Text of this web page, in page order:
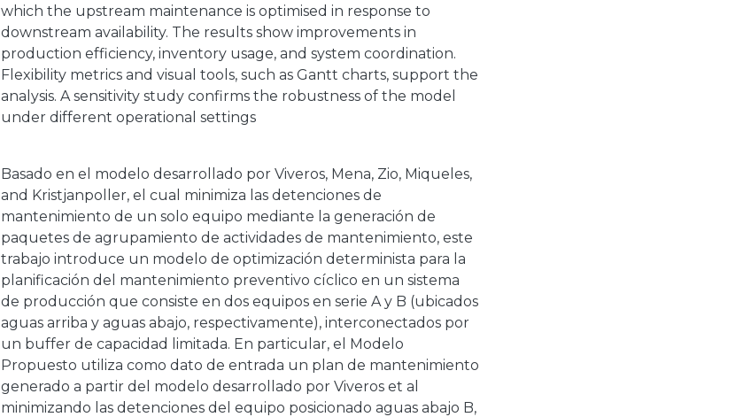
which the upstream maintenance is optimised in response to
downstream availability. The results show improvements in
production efficiency, inventory usage, and system coordination.
Flexibility metrics and visual tools, such as Gantt charts, support the
analysis. A sensitivity study confirms the robustness of the model
under different operational settings
Basado en el modelo desarrollado por Viveros, Mena, Zio, Miqueles,
and Kristjanpoller, el cual minimiza las detenciones de
mantenimiento de un solo equipo mediante la generación de
paquetes de agrupamiento de actividades de mantenimiento, este
trabajo introduce un modelo de optimización determinista para la
planificación del mantenimiento preventivo cíclico en un sistema
de producción que consiste en dos equipos en serie A y B (ubicados
aguas arriba y aguas abajo, respectivamente), interconectados por
un buffer de capacidad limitada. En particular, el Modelo
Propuesto utiliza como dato de entrada un plan de mantenimiento
generado a partir del modelo desarrollado por Viveros et al
minimizando las detenciones del equipo posicionado aguas abajo B,